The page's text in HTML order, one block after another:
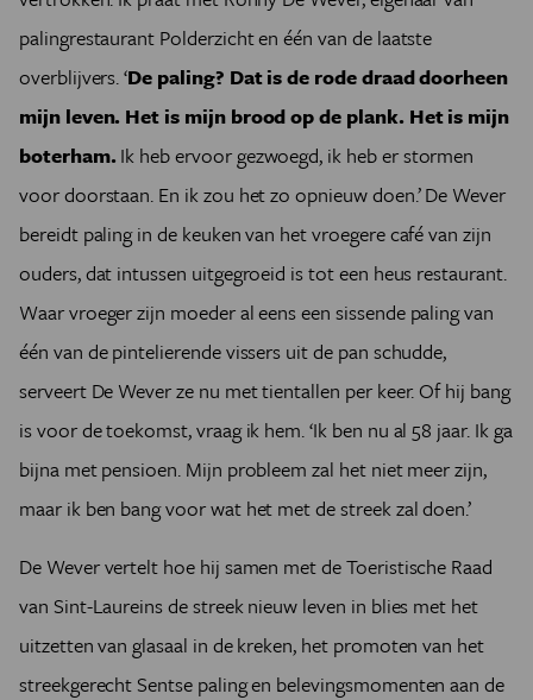
palingrestaurant Polderzicht en één van de laatste
overblijvers. ‘De paling? Dat is de rode draad doorheen
mijn leven. Het is mijn brood op de plank. Het is mijn
boterham.Ik heb ervoor gezwoegd, ik heb er stormen
voor doorstaan. En ik zou het zo opnieuw doen.’ De Wever
bereidt paling in de keuken van het vroegere café van zijn
ouders, dat intussen uitgegroeid is tot een heus restaurant.
Waar vroeger zijn moeder al eens een sissende paling van
één van de pintelierende vissers uit de pan schudde,
serveert De Wever ze nu met tientallen per keer. Of hij bang
is voor de toekomst, vraag ik hem. ‘Ik ben nu al 58 jaar. Ik ga
bijna met pensioen. Mijn probleem zal het niet meer zijn,
maar ik ben bang voor wat het met de streek zal doen.’
De Wever vertelt hoe hij samen met de Toeristische Raad
van Sint-Laureins de streek nieuw leven in blies met het
uitzetten van glasaal in de kreken, het promoten van het
streekgerecht Sentse paling en belevingsmomenten aan de